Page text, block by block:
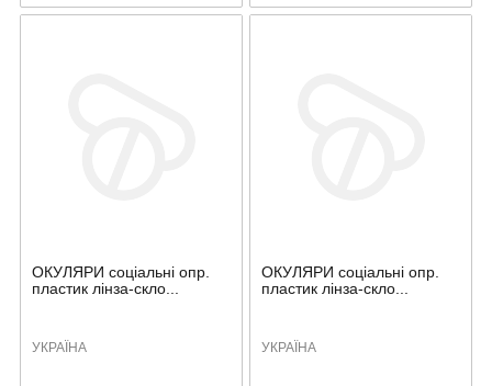
ОКУЛЯРИ соціальні опр.
пластик лінза-скло...
УКРАЇНА
ОКУЛЯРИ соціальні опр.
пластик лінза-скло...
УКРАЇНА